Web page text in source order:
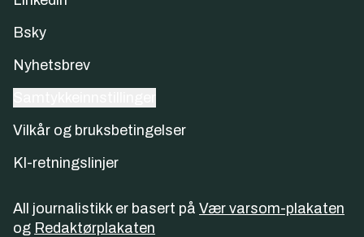
Bsky
Nyhetsbrev
Vilkår og bruksbetingelser
KI-retningslinjer
All journalistikk er basert på Vær varsom-plakaten
og Redaktørplakaten